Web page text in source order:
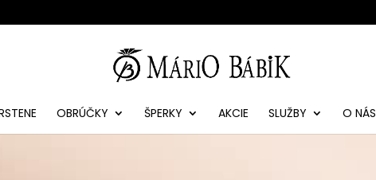
OBRÚČKY ŠPERKY AKCIE SLUŽBY O NÁS